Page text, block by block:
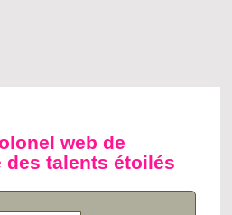
web de
des talents étoilés